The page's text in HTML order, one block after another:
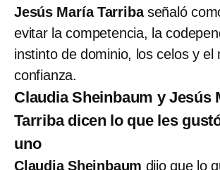
Jesús María Tarribaseñaló
evitar la competencia, la
instinto de dominio, los celos y el
confianza.
Claudia Sheinbaum y Jesús
Tarriba dicen lo que les
uno
Claudia Sheinbaum dijo que lo